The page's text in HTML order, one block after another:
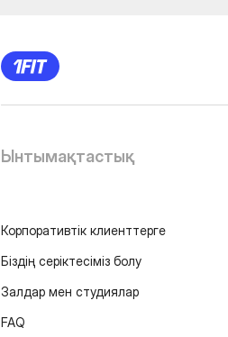
Ынтымақтастық
Корпоративтік клиенттерге
Біздің серіктесіміз болу
Залдар мен студиялар
FAQ